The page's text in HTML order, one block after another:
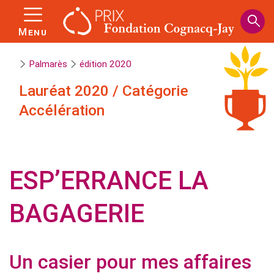
au
contenu
Menu
Palmarès édition 2020
Lauréat 2020 / Catégorie
Accélération
ESP’ERRANCE LA
BAGAGERIE
Un casier pour mes affaires
Panneau de gestion des cookies